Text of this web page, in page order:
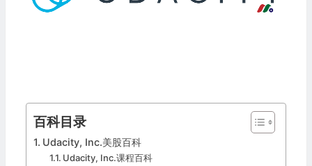
百科目录
Udacity, Inc.美股百科
Udacity, Inc.课程百科